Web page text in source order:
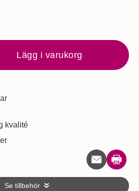
KEW Gardens Hand Sanitiser -
Lägg i varukorg
kvalité
Skriv
Se tillbehör